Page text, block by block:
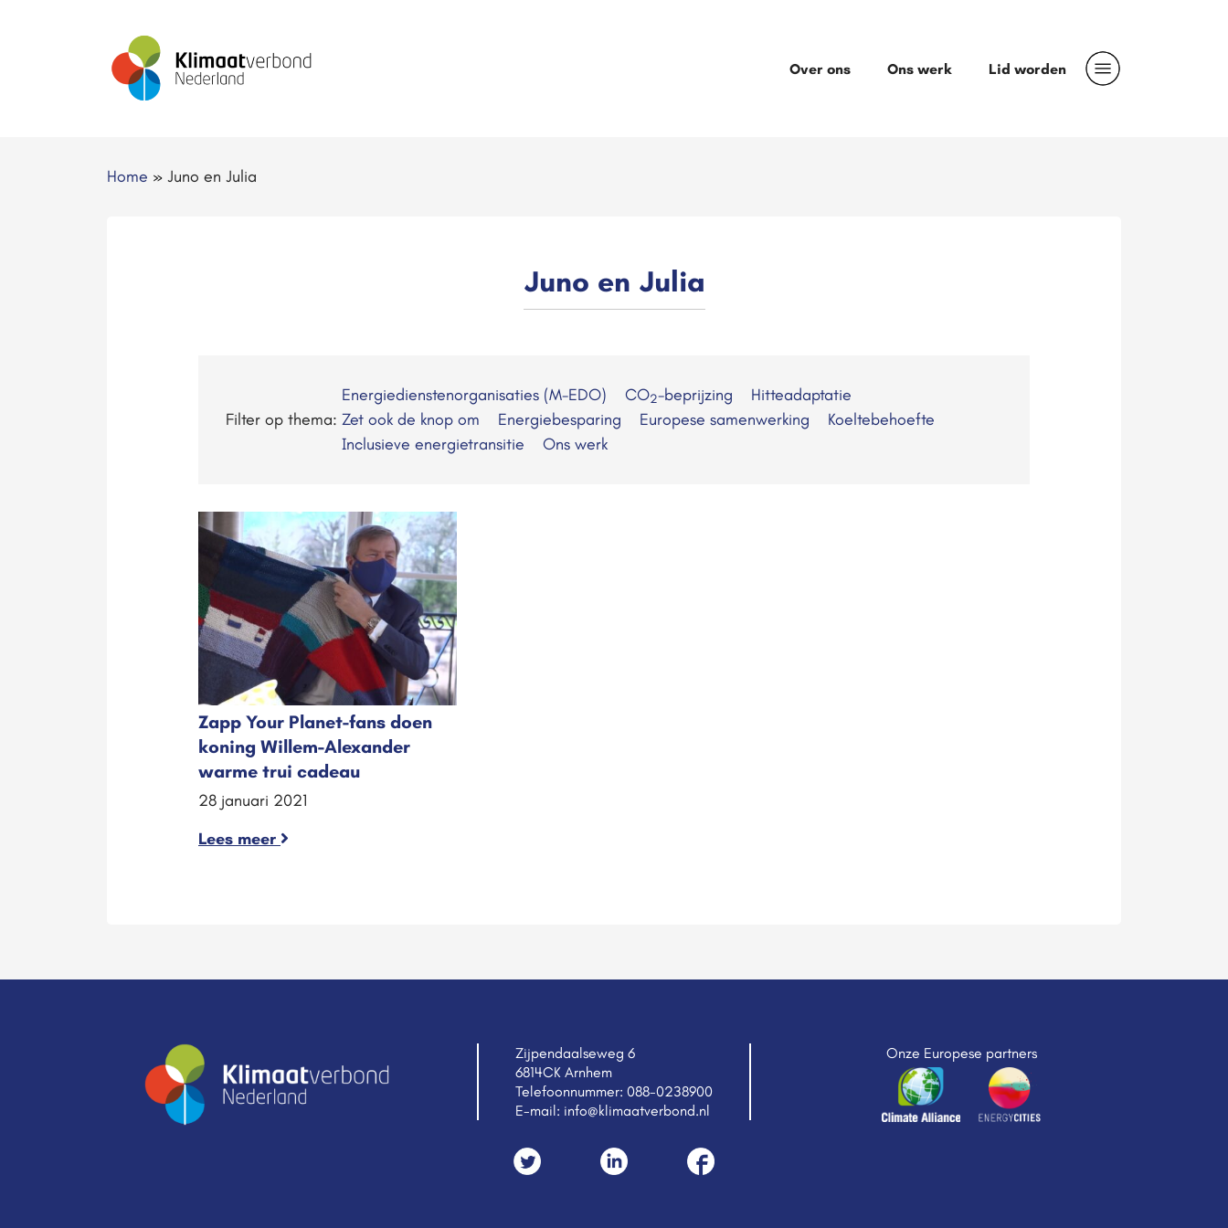
Over ons Ons werk Lid worden
Home » Juno en Julia
Juno en Julia
Filter op thema:
Energiedienstenorganisaties (M-EDO) CO2-beprijzing
Hitteadaptatie
Zet ook de knop om
Energiebesparing Europese samenwerking
Koeltebehoefte
Inclusieve energietransitie
Ons werk
Zapp Your Planet-fans doen
koning Willem-Alexander
warme trui cadeau
28 januari 2021
Lees meer
Zijpendaalseweg 6
6814CK Arnhem
Telefoonnummer: 088-0238900
E-mail: info@klimaatverbond.nl
Onze Europese partners